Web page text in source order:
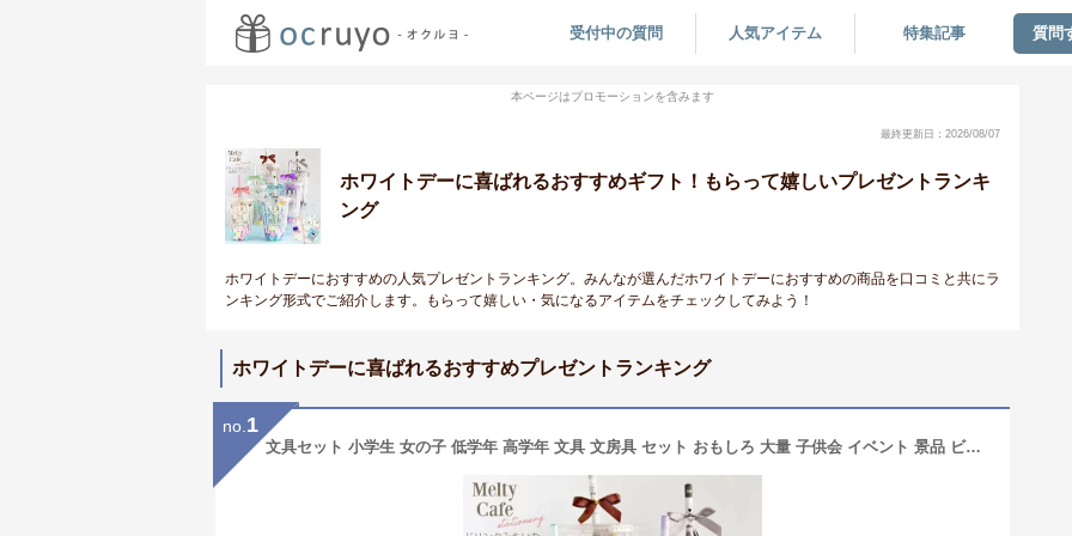
受付中の質問 人気アイテム 特集記事 質問
本ページはプロモーションを含みます
最終更新日：2026/08/07
ホワイトデーに喜ばれるおすすめギフト！もらって嬉しいプレゼントランキ
ング
ホワイトデーにおすすめの人気プレゼントランキング。みんなが選んだホワイトデーにおすすめの商品を口コミと共にラ
ンキング形式でご紹介します。もらって嬉しい・気になるアイテムをチェックしてみよう！
ホワイトデーに喜ばれるおすすめプレゼントランキング
no. 1
文具セット 小学生 女の子 低学年 高学年 文具 文房具 セット おもしろ 大量 子供会 イベント 景品 ビンゴ くじ引き 詰め合わせ 発表会 1000 円 子供 子ども こども 女子 プチギフト ギフト プレゼント 誕生日 お菓子 縁日 夏祭り 韓国 卒園 タピオカ 学童 塾 クリスマス